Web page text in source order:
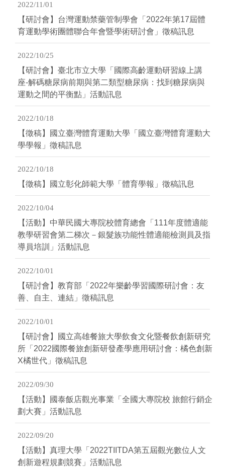
2022/11/01
【研討會】台灣運動禁藥管制學會「2022年第17屆體
育運動學術團體聯合年會暨學術研討會」徵稿訊息
2022/10/25
【研討會】臺北市立大學「國際高齡運動研習線上講
座-解碼糖尿病前期與第二類型糖尿病：找到糖尿病與
運動之間的平衡點」活動訊息
2022/10/18
【徵稿】國立臺灣體育運動大學「國立臺灣體育運動大
學學報」徵稿訊息
2022/10/18
【徵稿】國立彰化師範大學「體育學報」徵稿訊息
2022/10/04
【活動】中華民國大專院校體育總會「111年度體適能
教學研習會第二梯次－銀髮族功能性體適能檢測員及指
導員培訓」活動訊息
2022/10/01
【研討會】教育部「2022年樂齡學習國際研討會：友
善、自主、連結」徵稿訊息
2022/10/01
【研討會】國立高雄餐旅大學飲食文化暨餐飲創新研究
所「2022國際餐旅創新研發產學應用研討會：橘色創新
Χ橘世代」徵稿訊息
2022/09/30
【活動】國泰飯店觀光事業「全國大專院校 旅館行銷企
劃大賽」活動訊息
2022/09/20
【活動】真理大學「2022TIITDA第五屆觀光數位人文
創新遊程規劃競賽」活動訊息